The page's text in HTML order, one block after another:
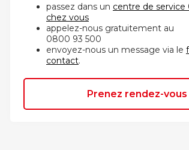
passez dans un centre de service
chez vous
appelez-nous gratuitement au
0800 93 500
envoyez-nous un message via le
contact.
Prenez rendez-vous